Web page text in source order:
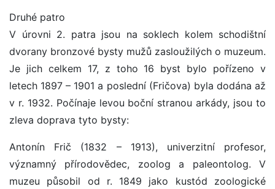
Druhé patro
V úrovni 2. patra jsou na soklech kolem schodištní
dvorany bronzové bysty mužů zasloužilých o muzeum.
Je jich celkem 17, z toho 16 byst bylo pořízeno v
letech 1897 – 1901 a poslední (Fričova) byla dodána až
v r. 1932. Počínaje levou boční stranou arkády, jsou to
zleva doprava tyto bysty:
Antonín Frič (1832 – 1913), univerzitní profesor,
významný přírodovědec, zoolog a paleontolog. V
muzeu působil od r. 1849 jako kustód zoologické